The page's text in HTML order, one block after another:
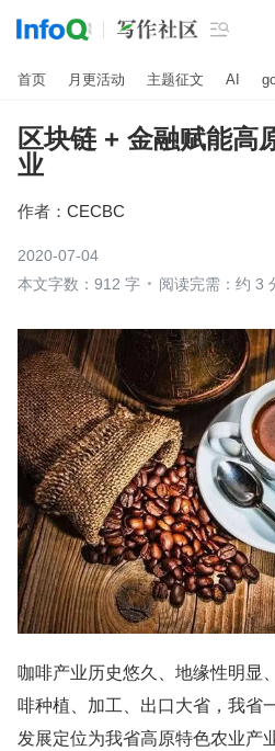

首页 月更活动 主题征文 AI
区块链 + 金融赋能高
业
作者： CECBC
2020-07-04
本文字数：912 字
阅读完需：约 3
咖啡产业历史悠久、地缘性明显
啡种植、加工、出口大省，我省
发展定位为我省高原特色农业产